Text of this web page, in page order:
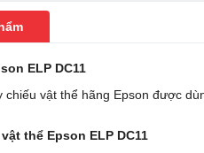
ELP DC11
chiếu vật thể hãng Epson được
thể Epson ELP DC11